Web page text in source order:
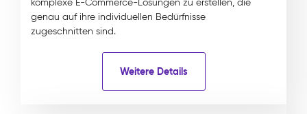
komplexe E-Commerce-Lösungen zu erstellen, die
genau auf ihre individuellen Bedürfnisse
zugeschnitten sind.
Weitere Details